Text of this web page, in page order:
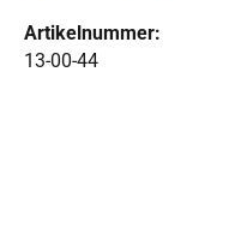
Artikelnummer:
13-00-44